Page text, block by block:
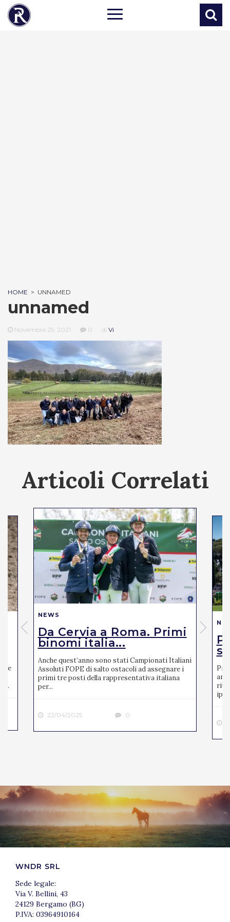
HOME > UNNAMED
unnamed
Novembre 25, 2021 0 di Vi
Articoli Correlati
...
NEWS
Da Cervia a Roma. Primi
binomi italia...
Anche quest’anno sono stati Campionati Italiani
Assoluti FOPE di salto ostacoli ad assegnare i
primi tre posti della rappresentativa italiana
per...
22/04/2025 0
WNDR SRL
Sede legale:
Via V. Bellini, 43
24129 Bergamo (BG)
P.IVA: 03964910164